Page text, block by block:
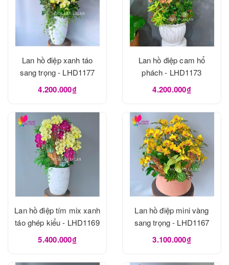
Lan hồ điệp xanh táo
sang trọng - LHD1177
4.200.000₫
Lan hồ điệp cam hổ
phách - LHD1173
4.200.000₫
Lan hồ điệp tím mix xanh
táo ghép kiểu - LHD1169
5.400.000₫
Lan hồ điệp mini vàng
sang trọng - LHD1167
3.100.000₫